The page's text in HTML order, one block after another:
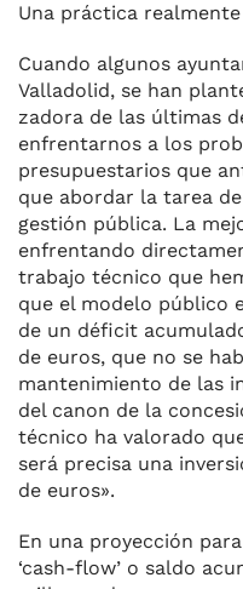
Una práctica
Cuando algunos
Valladolid, se han
zadora de las últimas
enfrentarnos a los
presupuestarios que
que abordar la tarea
gestión pública. La
enfren­tando
trabajo técnico que
que el modelo público
de un déficit
de euros, que no se
mantenimiento de las
del canon de la
técnico ha va­lorado
será precisa una
de euros».
En una proyección
‘cash-flow’ o saldo